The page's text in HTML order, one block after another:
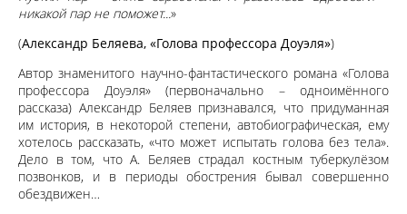
никакой пар не поможет...»
(Александр Беляева, «Голова профессора Доуэля»)
Автор знаменитого научно-фантастического романа «Голова
профессора Доуэля» (первоначально – одноимённого
рассказа) Александр Беляев признавался, что придуманная
им история, в некоторой степени, автобиографическая, ему
хотелось рассказать, «что может испытать голова без тела».
Дело в том, что А. Беляев страдал костным туберкулёзом
позвонков, и в периоды обострения бывал совершенно
обездвижен…